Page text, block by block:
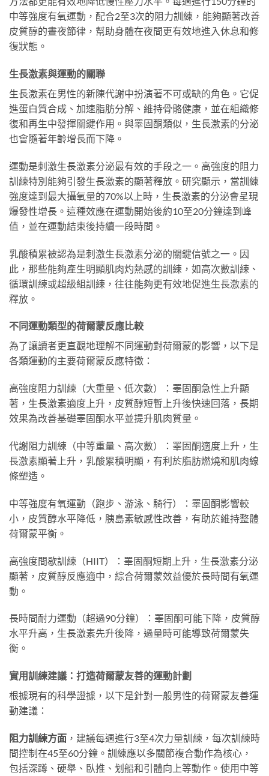
中等強度有氧運動，配合2至3次的阻力訓練，能夠顯著改善
皮質醇的晝夜節律，幫助身體在夜間更有效地進入休息和修
復狀態。
生長激素與運動的關聯
生長激素在男性的新陳代謝中扮演著不可或缺的角色。它促
進蛋白質合成、加速脂肪分解、維持骨骼健康，並在組織修
復和再生中發揮關鍵作用。與睪固酮類似，生長激素的分泌
也會隨著年齡增長而下降。
運動是刺激生長激素分泌最有效的手段之一。高強度的阻力
訓練特別能夠引發生長激素的顯著釋放。研究顯示，當訓練
強度達到最大攝氧量的70%以上時，生長激素的分泌會呈現
爆發性增長。這種效應在運動開始後約10至20分鐘達到峰
值，並在運動結束後持續一段時間。
乳酸積累被認為是刺激生長激素分泌的關鍵信號之一。因
此，那些能夠產生明顯肌肉灼熱感的訓練，如高次數訓練、
循環訓練或超級組訓練，往往能夠更有效地促進生長激素的
釋放。
不同運動類型的荷爾蒙反應比較
為了讓讀者更直觀地理解不同運動對荷爾蒙的影響，以下是
各類運動的主要荷爾蒙反應特徵：
高強度阻力訓練（大重量、低次數）：睪固酮急性上升顯
著，生長激素適度上升，皮質醇短暫上升後快速回落，長期
效果為改善基礎睪固酮水平並提升肌肉質量。
代謝阻力訓練（中等重量、高次數）：睪固酮適度上升，生
長激素顯著上升，乳酸累積明顯，有利於脂肪燃燒和肌肉線
條塑造。
中等強度有氧運動（跑步、游泳、騎行）：睪固酮影響較
小，皮質醇水平降低，胰島素敏感性改善，有助於維持整體
荷爾蒙平衡。
高強度間歇訓練（HIIT）：睪固酮短期上升，生長激素分泌
顯著，皮質醇反應適中，綜合荷爾蒙效益優於長時間有氧運
動。
長時間耐力運動（超過90分鐘）：睪固酮可能下降，皮質醇
水平升高，生長激素先升後降，過量時可能導致荷爾蒙失
衡。
實用訓練建議：打造荷爾蒙友善的運動計劃
根據現有的科學證據，以下是針對一般男性的荷爾蒙友善運
動建議：
阻力訓練方面 ，建議每週進行3至4次力量訓練，每次訓練時
間控制在45至60分鐘。訓練應以多關節複合動作為核心，
包括深蹲、硬舉、臥推、划船和引體向上等動作。使用中等